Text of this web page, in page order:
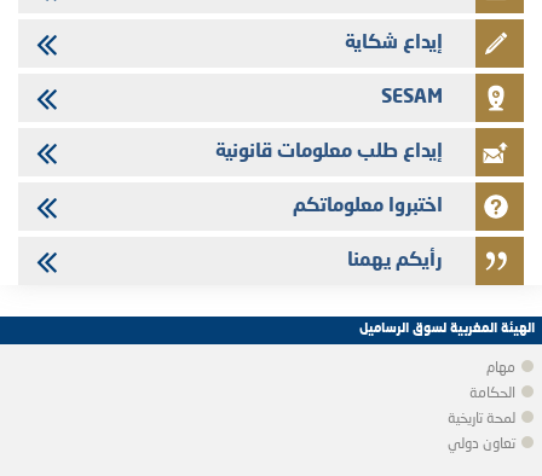
إيداع شكاية
SESAM
إيداع طلب معلومات قانونية
اختبروا معلوماتكم
رأيكم يهمنا
الهيئة المغربية لسوق الرساميل
مهام
الحكامة
لمحة تاريخية
تعاون دولي